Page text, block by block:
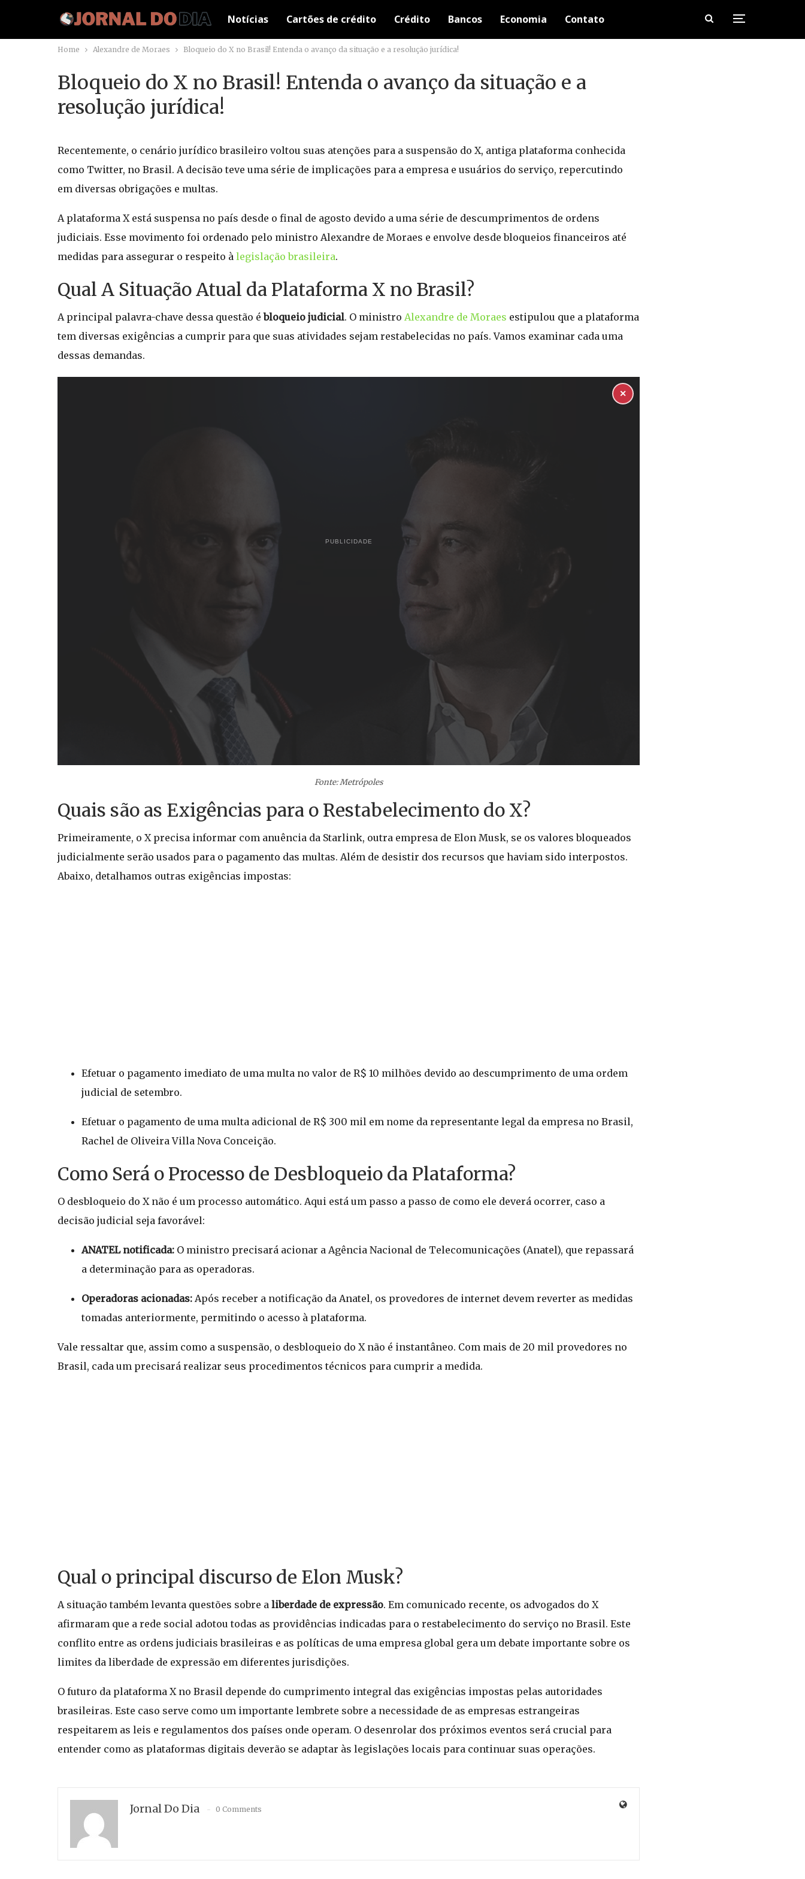
Notícias Cartões de crédito Crédito Bancos Economia Contato
Home Alexandre de Moraes Bloqueio do X no Brasil! Entenda o avanço da situação e a resolução jurídica!
Bloqueio do X no Brasil! Entenda o avanço da situação e a
resolução jurídica!
Recentemente, o cenário jurídico brasileiro voltou suas atenções para a suspensão do X, antiga plataforma conhecida
como Twitter, no Brasil. A decisão teve uma série de implicações para a empresa e usuários do serviço, repercutindo
em diversas obrigações e multas.
A plataforma X está suspensa no país desde o final de agosto devido a uma série de descumprimentos de ordens
judiciais. Esse movimento foi ordenado pelo ministro Alexandre de Moraes e envolve desde bloqueios financeiros até
medidas para assegurar o respeito à legislação brasileira.
Qual A Situação Atual da Plataforma X no Brasil?
A principal palavra-chave dessa questão ébloqueio judicial. O ministro Alexandre de Moraes estipulou que a plataforma
tem diversas exigências a cumprir para que suas atividades sejam restabelecidas no país. Vamos examinar cada uma
dessas demandas.
PUBLICIDADE
✕
Fonte: Metrópoles
Quais são as Exigências para o Restabelecimento do X?
Primeiramente, o X precisa informar com anuência da Starlink, outra empresa de Elon Musk, se os valores bloqueados
judicialmente serão usados para o pagamento das multas. Além de desistir dos recursos que haviam sido interpostos.
Abaixo, detalhamos outras exigências impostas:
Efetuar o pagamento imediato de uma multa no valor de R$ 10 milhões devido ao descumprimento de uma ordem
judicial de setembro.
Efetuar o pagamento de uma multa adicional de R$ 300 mil em nome da representante legal da empresa no Brasil,
Rachel de Oliveira Villa Nova Conceição.
Como Será o Processo de Desbloqueio da Plataforma?
O desbloqueio do X não é um processo automático. Aqui está um passo a passo de como ele deverá ocorrer, caso a
decisão judicial seja favorável:
ANATEL notificada: O ministro precisará acionar a Agência Nacional de Telecomunicações (Anatel), que repassará
a determinação para as operadoras.
Operadoras acionadas: Após receber a notificação da Anatel, os provedores de internet devem reverter as medidas
tomadas anteriormente, permitindo o acesso à plataforma.
Vale ressaltar que, assim como a suspensão, o desbloqueio do X não é instantâneo. Com mais de 20 mil provedores no
Brasil, cada um precisará realizar seus procedimentos técnicos para cumprir a medida.
Qual o principal discurso de Elon Musk?
A situação também levanta questões sobre a liberdade de expressão. Em comunicado recente, os advogados do X
afirmaram que a rede social adotou todas as providências indicadas para o restabelecimento do serviço no Brasil. Este
conflito entre as ordens judiciais brasileiras e as políticas de uma empresa global gera um debate importante sobre os
limites da liberdade de expressão em diferentes jurisdições.
O futuro da plataforma X no Brasil depende do cumprimento integral das exigências impostas pelas autoridades
brasileiras. Este caso serve como um importante lembrete sobre a necessidade de as empresas estrangeiras
respeitarem as leis e regulamentos dos países onde operam. O desenrolar dos próximos eventos será crucial para
entender como as plataformas digitais deverão se adaptar às legislações locais para continuar suas operações.
Jornal Do Dia 0 Comments